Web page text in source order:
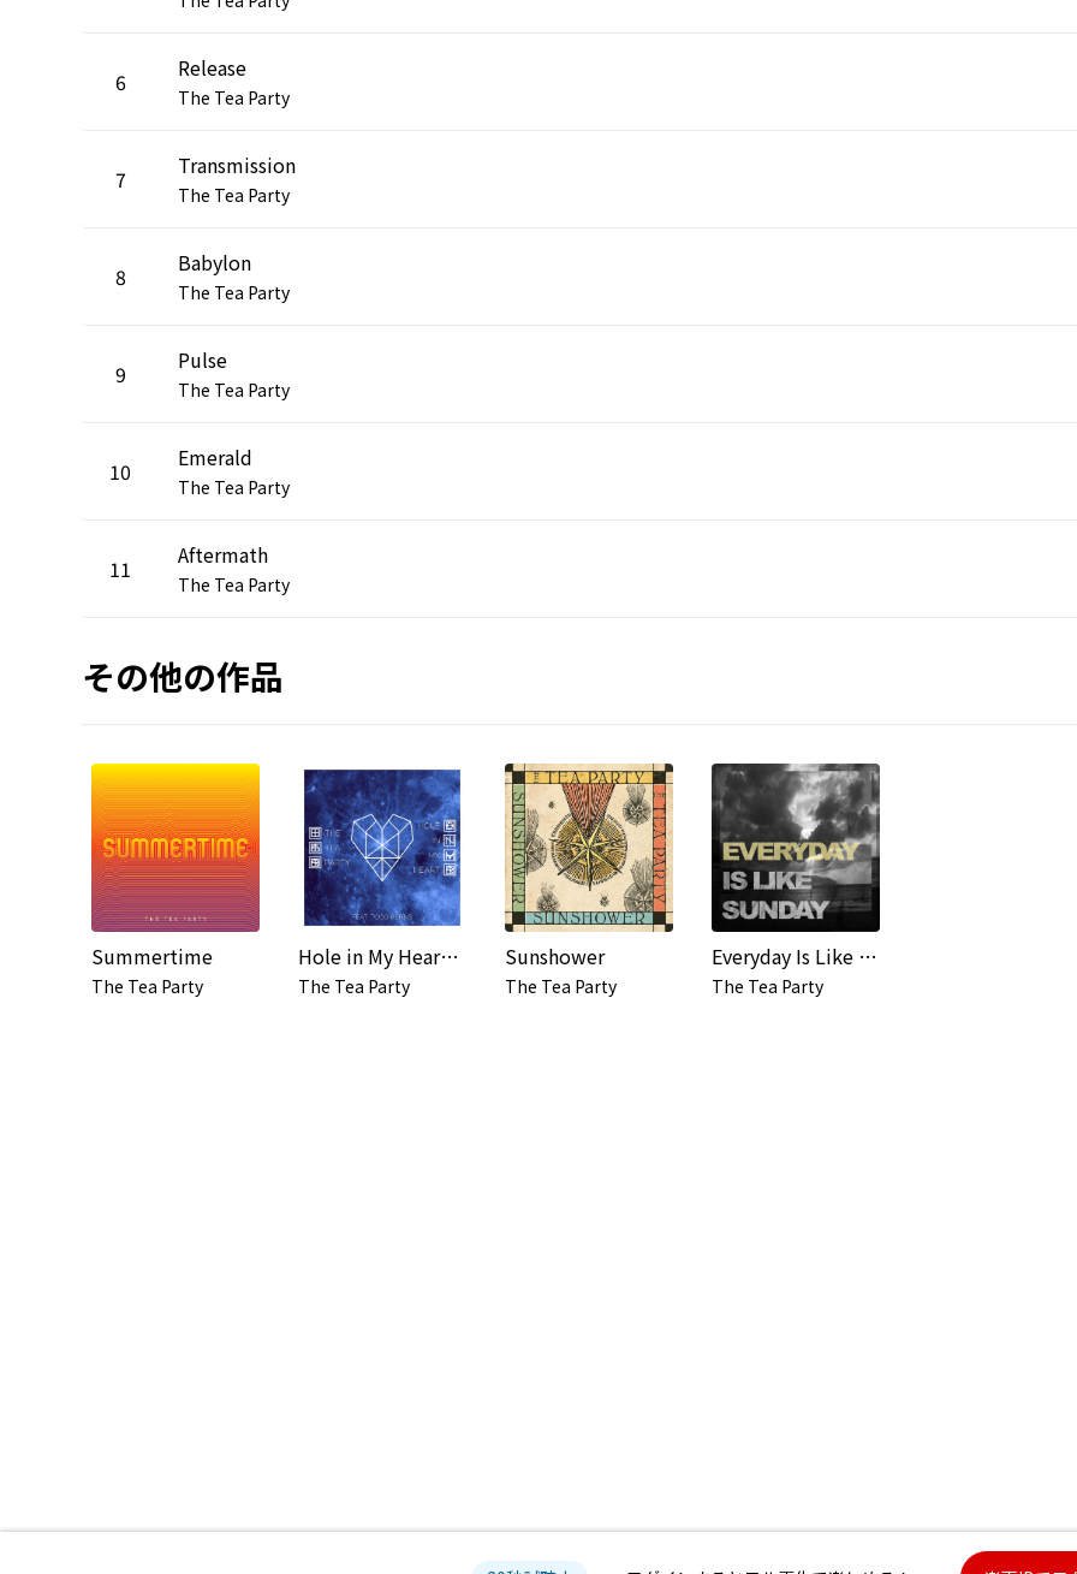
6 Release
The Tea Party
7 Transmission
The Tea Party
8 Babylon
The Tea Party
9 Pulse
The Tea Party
10 Emerald
The Tea Party
11 Aftermath
The Tea Party
その他の作品
Summertime
The Tea Party
Hole in My Heart (feat. Todd Kerns)
The Tea Party
Sunshower
The Tea Party
Everyday Is Like Sunday
The Tea Party